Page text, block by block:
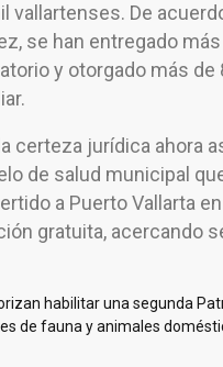
vallartenses. De
se han entregado
y otorgado más
certeza jurídica ahora
de salud municipal
a Puerto Vallarta
gratuita, acercando
habilitar una segunda
de fauna y animales